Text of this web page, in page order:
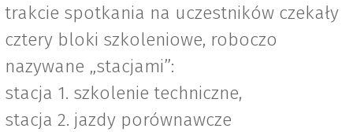
trakcie spotkania na uczestników czekały
cztery bloki szkoleniowe, roboczo
nazywane „stacjami”:
stacja 1. szkolenie techniczne,
stacja 2. jazdy porównawcze